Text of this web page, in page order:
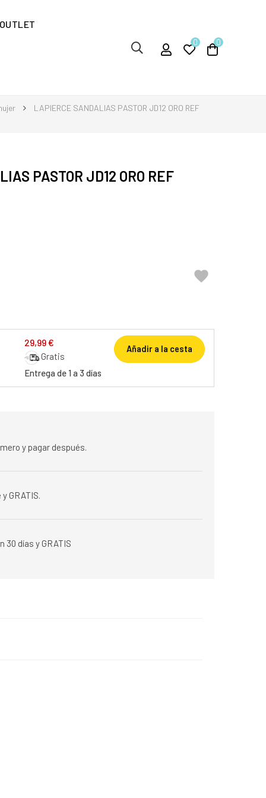
OUTLET
0 0
LAPIERCE SANDALIAS PASTOR JD12 ORO REF
PASTOR JD12 ORO REF

29,99 €
Gratis
Entrega de 1 a 3 días
Añadir a la cesta
y pagar después.
GRATIS.
30 días y GRATIS